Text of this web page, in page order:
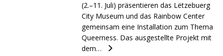
(2.–11. Juli) präsentieren das Lëtzebuerg
City Museum und das Rainbow Center
gemeinsam eine Installation zum Thema
Queerness. Das ausgestellte Projekt mit
dem…